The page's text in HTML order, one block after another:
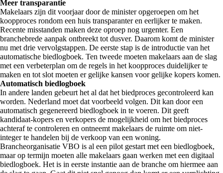
Meer transparantie
Makelaars zijn dit voorjaar door de minister opgeroepen om het
koopproces rondom een huis transparanter en eerlijker te maken.
Recente misstanden maken deze oproep nog urgenter. Een
branchebrede aanpak ontbreekt tot dusver. Daarom komt de minister
nu met drie vervolgstappen. De eerste stap is de introductie van het
automatische biedlogboek. Ten tweede moeten makelaars aan de slag
met een verbeterplan om de regels in het koopproces duidelijker te
maken en tot slot moeten er gelijke kansen voor gelijke kopers komen.
Automatisch biedlogboek
In andere landen gebeurt het al dat het biedproces gecontroleerd kan
worden. Nederland moet dat voorbeeld volgen. Dit kan door een
automatisch gegenereerd biedlogboek in te voeren. Dit geeft
kandidaat-kopers en verkopers de mogelijkheid om het biedproces
achteraf te controleren en ontneemt makelaars de ruimte om niet-
integer te handelen bij de verkoop van een woning.
Brancheorganisatie VBO is al een pilot gestart met een biedlogboek,
maar op termijn moeten alle makelaars gaan werken met een digitaal
biedlogboek. Het is in eerste instantie aan de branche om hiermee aan